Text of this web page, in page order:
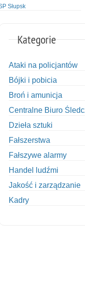
Słupsk
Kategorie
Ataki na policjantów
Bójki i pobicia
Broń i amunicja
Centralne Biuro
Dzieła sztuki
Fałszerstwa
Fałszywe alarmy
Handel ludźmi
Jakość i zarządzanie
Kadry